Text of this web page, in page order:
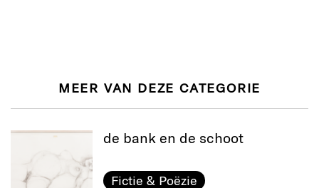
MEER VAN DEZE CATEGORIE
de bank en de schoot
Fictie & Poëzie